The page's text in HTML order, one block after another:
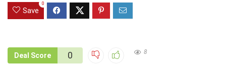
Save
0
Deal Score 0 8